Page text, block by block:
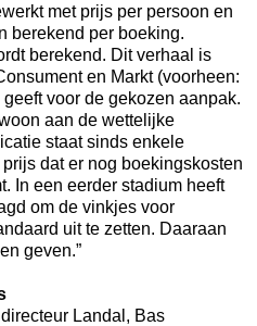
met prijs per persoon en
berekend per boeking.
berekend. Dit verhaal is
en Markt (voorheen:
voor de gekozen aanpak.
aan de wettelijke
staat sinds enkele
dat er nog boekingskosten
In een eerder stadium heeft
om de vinkjes voor
uit te zetten. Daaraan
geven.”
Landal, Bas